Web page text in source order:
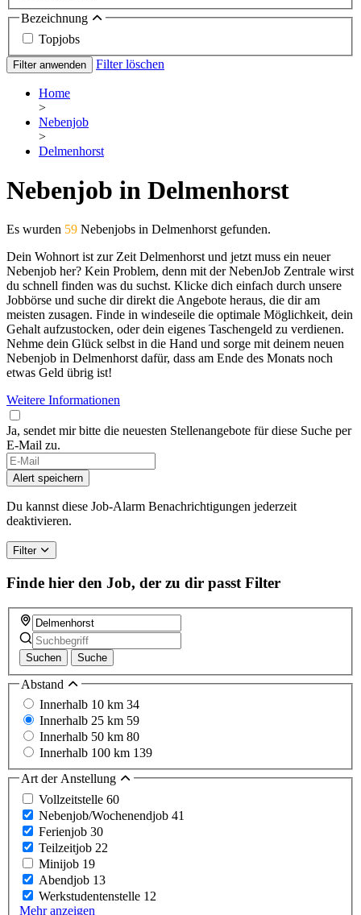
Bezeichnung
Topjobs
Filter anwenden Filter löschen
Home
>
Nebenjob
>
Delmenhorst
Nebenjob in Delmenhorst
Es wurden 59 Nebenjobs in Delmenhorst gefunden.
Dein Wohnort ist zur Zeit Delmenhorst und jetzt muss ein neuer
Nebenjob her? Kein Problem, denn mit der NebenJob Zentrale wirst
du schnell finden was du suchst. Klicke dich einfach durch unsere
Jobbörse und suche dir direkt die Angebote heraus, die dir am
meisten zusagen. Finde in windeseile die optimale Möglichkeit, dein
Gehalt aufzustocken, oder dein eigenes Taschengeld zu verdienen.
Nehme dein Glück selbst in die Hand und sorge mit deinem neuen
Nebenjob in Delmenhorst dafür, dass am Ende des Monats noch
etwas Geld übrig ist!
Weitere Informationen
Ja, sendet mir bitte die neuesten Stellenangebote für diese Suche per
E-Mail zu.
Alert speichern
Du kannst diese Job-Alarm Benachrichtigungen jederzeit
deaktivieren.
Filter
Finde hier den Job, der zu dir passt Filter
Suchen Suche
Abstand
Innerhalb 10 km 34
Innerhalb 25 km 59
Innerhalb 50 km 80
Innerhalb 100 km 139
Art der Anstellung
Vollzeitstelle 60
Nebenjob/Wochenendjob 41
Ferienjob 30
Teilzeitjob 22
Minijob 19
Abendjob 13
Werkstudentenstelle 12
Mehr anzeigen